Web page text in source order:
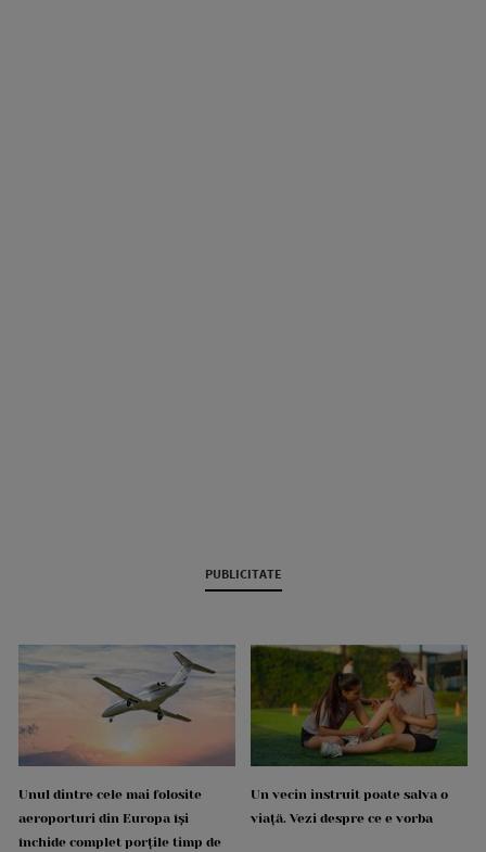
PUBLICITATE
Unul dintre cele mai folosite
aeroporturi din Europa își
închide complet porțile timp de
Un vecin instruit poate salva o
viață. Vezi despre ce e vorba